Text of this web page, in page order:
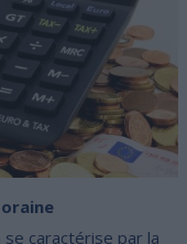
caractérise par la